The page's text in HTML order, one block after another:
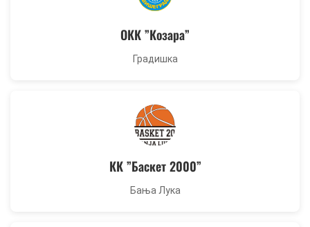
OКК ”Козара”
Градишка
КК ”Баскет 2000”
Бања Лука